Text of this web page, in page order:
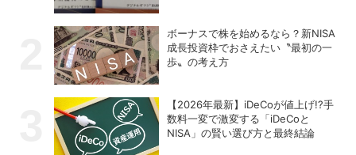
ボーナスで株を始めるなら？新NISA
成長投資枠でおさえたい〝最初の一
歩〟の考え方
【2026年最新】iDeCoが値上げ!?手
数料一変で激変する「iDeCoと
NISA」の賢い選び方と最終結論